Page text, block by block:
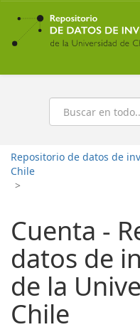
Ir
contenido
principal
Buscar
Repositorio de datos de
Chile
>
Cuenta -
datos de
de la
Chile